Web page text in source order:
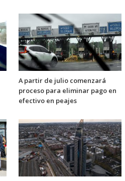
A partir de julio comenzará
proceso para eliminar pago en
efectivo en peajes